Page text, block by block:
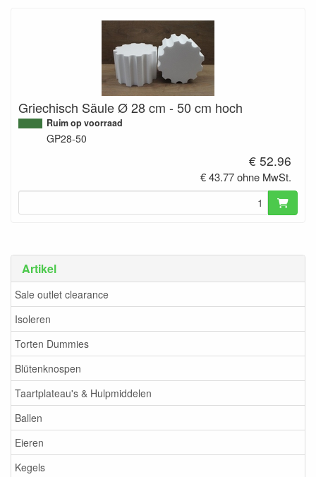
Artikel
Sale outlet clearance
Isoleren
Torten Dummies
Blütenknospen
Taartplateau's & Hulpmiddelen
Ballen
Eieren
Kegels
Griechisch Säule Ø 28 cm - 50 cm hoch
Ruim op voorraad
GP28-50
€ 52.96
€ 43.77 ohne MwSt.